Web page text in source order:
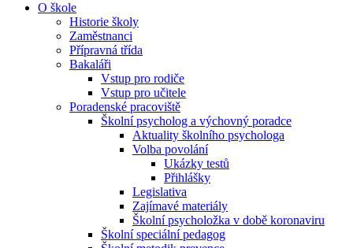
O škole
Historie školy
Zaměstnanci
Přípravná třída
Bakaláři
Vstup pro rodiče
Vstup pro učitele
Poradenské pracoviště
Školní psycholog a výchovný poradce
Aktuality školního psychologa
Volba povolání
Ukázky testů
Přihlášky
Legislativa
Zajímavé materiály
Školní psycholožka v době koronaviru
Školní speciální pedagog